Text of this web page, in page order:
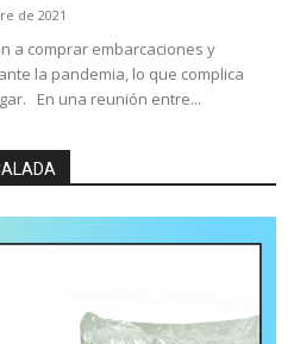
de 2021
a comprar embarcaciones y
la pandemia, lo que complica
En una reunión entre...